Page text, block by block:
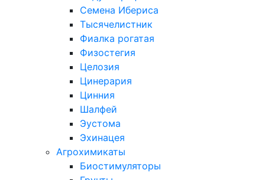
Семена Ибериса
Тысячелистник
Фиалка рогатая
Физостегия
Целозия
Цинерария
Цинния
Шалфей
Эустома
Эхинацея
Агрохимикаты
Биостимуляторы